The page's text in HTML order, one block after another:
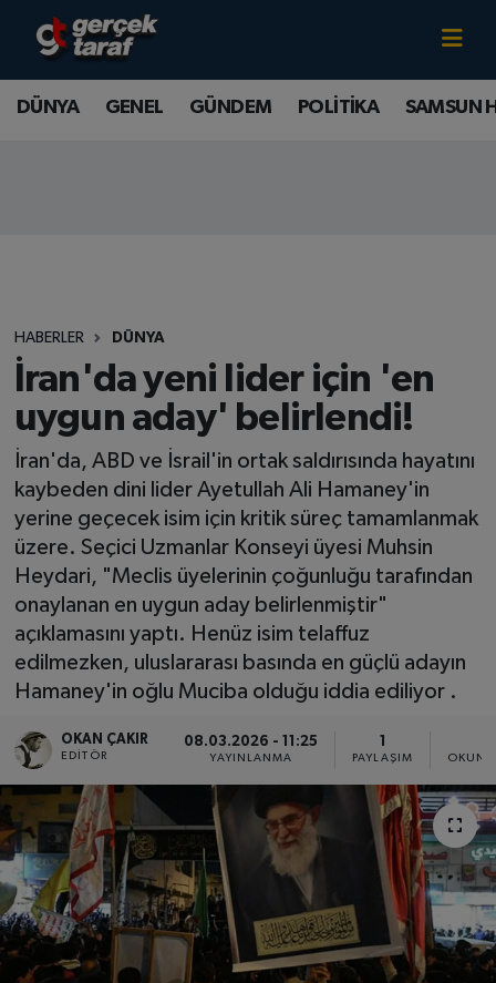
DÜNYA GENEL GÜNDEM POLİTİKA SAMSUN
HABERLER DÜNYA
İran'da yeni lider için 'en
uygun aday' belirlendi!
İran'da, ABD ve İsrail'in ortak saldırısında hayatını
kaybeden dini lider Ayetullah Ali Hamaney'in
yerine geçecek isim için kritik süreç tamamlanmak
üzere. Seçici Uzmanlar Konseyi üyesi Muhsin
Heydari, "Meclis üyelerinin çoğunluğu tarafından
onaylanan en uygun aday belirlenmiştir"
açıklamasını yaptı. Henüz isim telaffuz
edilmezken, uluslararası basında en güçlü adayın
Hamaney'in oğlu Muciba olduğu iddia ediliyor .
OKAN ÇAKIR
EDITÖR
08.03.2026 - 11:25
YAYINLANMA PAYLAŞIM
Canlı TV İzle
DÜNYA
SAMSUNSPOR
SAĞLIK
TEKNOLOJİ
SPOR
EKONOMİ
TEKNOLOJİ
YAŞAM
YEMEK
Samsun Nöbetçi Eczaneler
Tüm Manşetler
Son Dakika Haberleri
Haber Arşivi